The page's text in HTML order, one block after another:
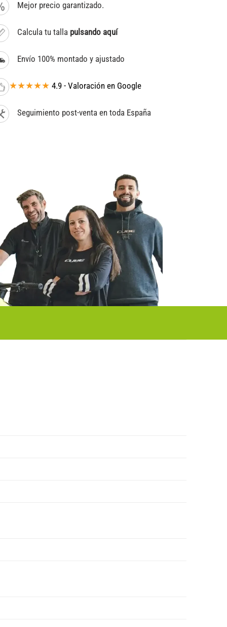
Mejor precio garantizado.
Calcula tu talla pulsando aquí
Envío 100% montado y ajustado
★★★★★ 4.9 - Valoración en Google
Seguimiento post-venta en toda España